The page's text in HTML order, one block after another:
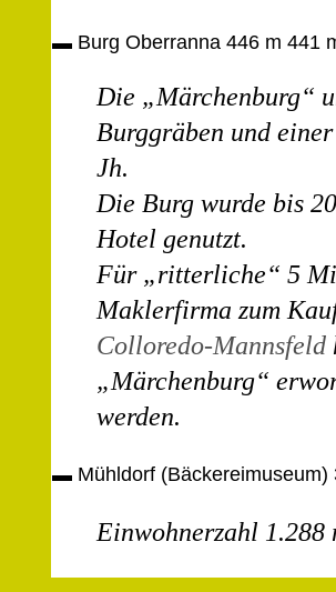
▬ Burg Oberranna 446 m 441
Die „Märchenburg“
Burggräben und
Jh.
Die Burg wurde bis
Hotel genutzt.
Für „ritterliche“ 5
Maklerfirma zum
Colloredo-Mannsfeld
„Märchenburg“
werden.
▬ Mühldorf (Bäckereimuseum)
Einwohnerzahl 1.288